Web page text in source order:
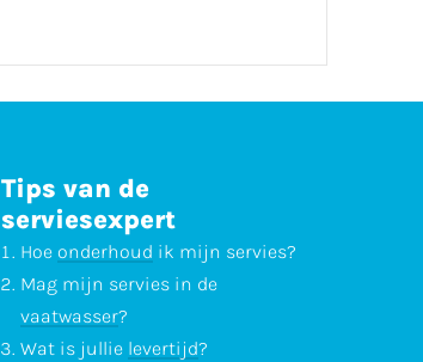
Tips van de
serviesexpert
Hoe onderhoud ik mijn servies?
Mag mijn servies in de
vaatwasser?
Wat is jullie levertijd?